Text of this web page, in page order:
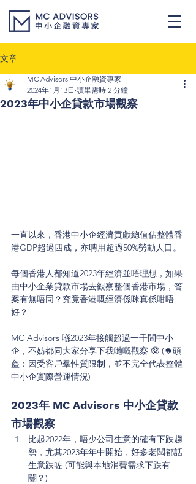
文章
2023年中小企貸款市場觀察
MC Advisors 中小企融資專家
2024年1月13日 讀畢需時 2 分鐘
一直以來，香港中小企經濟貢獻總值佔整體香
港GDP超過四成，亦聘用超過50%勞動人口。
每個香港人都知道2023年經濟並唔理想，如果
由中小企業貸款市場去觀察整個香港市場，答
案有無唔同？究竟香港嘅經濟係咪真係咁唔
好？
MC Advisors 喺2023年接觸超過一千間中小
企，不妨都同大家分享下我哋嘅觀察 🥸 (🪖頭
盔：因受客戶羣性質限制，並不完全代表整體
中小企實際營運情況)
2023年 MC Advisors 中小企貸款
市場觀察
比起2022年，唔少公司生意的確有下跌趨
勢，尤其2023年年中開始，好多老闆都話
生意跌咗 (可能與本地消費需求下跌有
關？)